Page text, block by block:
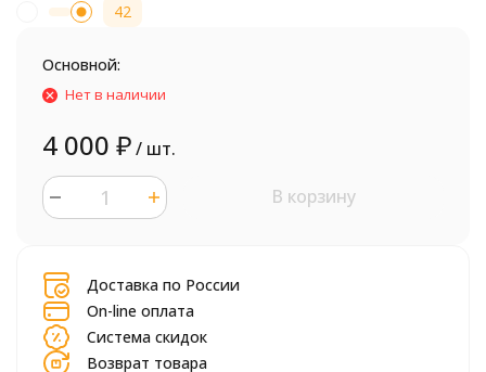
42
Основной:
Нет в наличии
4 000 ₽/ шт.
В корзину
Доставка по России
On-line оплата
Система скидок
Возврат товара